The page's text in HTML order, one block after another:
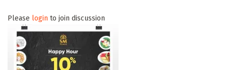
Please login to join discussion